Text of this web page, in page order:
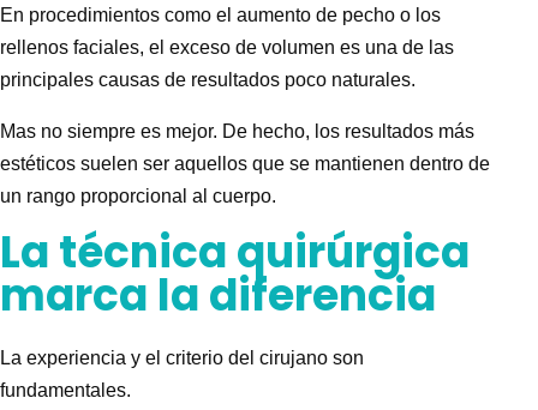
En procedimientos como el aumento de pecho o los
rellenos faciales, el exceso de volumen es una de las
principales causas de resultados poco naturales.
Mas no siempre es mejor. De hecho, los resultados más
estéticos suelen ser aquellos que se mantienen dentro de
un rango proporcional al cuerpo.
La técnica quirúrgica
marca la diferencia
La experiencia y el criterio del cirujano son
fundamentales.